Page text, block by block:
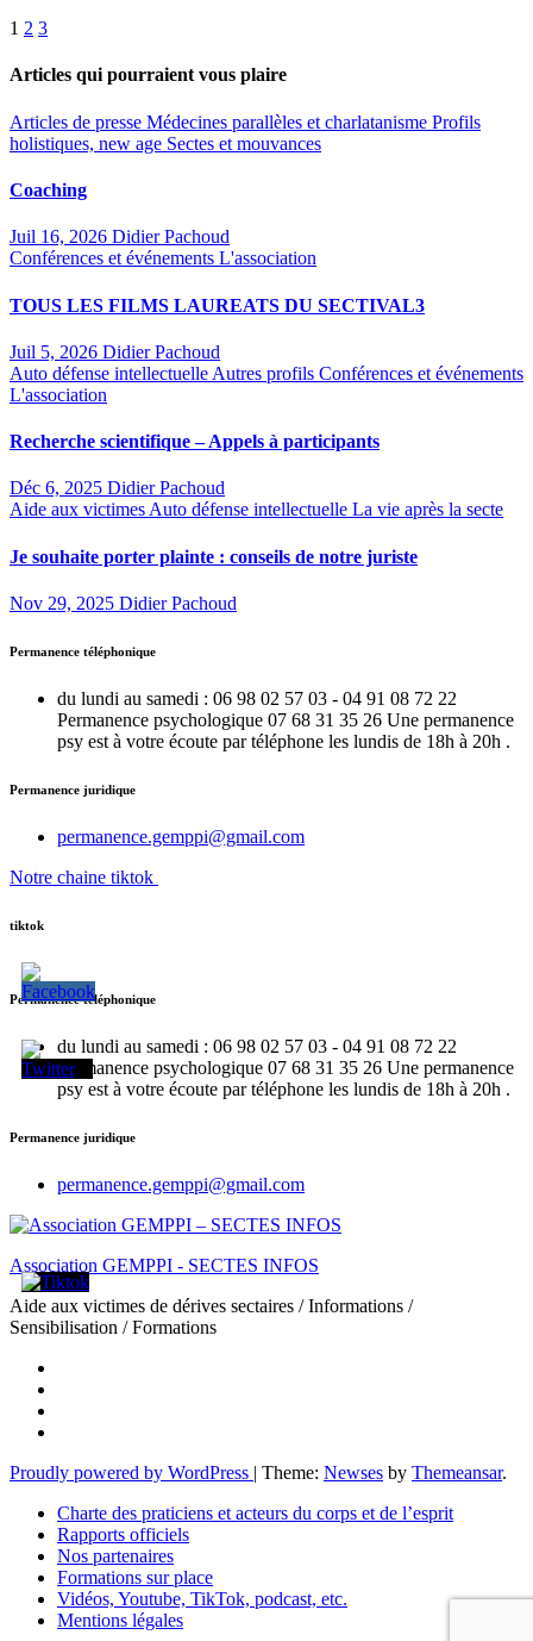
Pagination
des
1 2 3
Articles qui pourraient vous plaire
Articles de presse Médecines parallèles et charlatanisme Profils
holistiques, new age Sectes et mouvances
Coaching
Juil 16, 2026 Didier Pachoud
Conférences et événements L'association
TOUS LES FILMS LAUREATS DU SECTIVAL3
Juil 5, 2026 Didier Pachoud
Auto défense intellectuelle Autres profils Conférences et événements
L'association
Recherche scientifique – Appels à participants
Déc 6, 2025 Didier Pachoud
Aide aux victimes Auto défense intellectuelle La vie après la secte
Je souhaite porter plainte : conseils de notre juriste
Nov 29, 2025 Didier Pachoud
Permanence téléphonique
du lundi au samedi : 06 98 02 57 03 - 04 91 08 72 22
Permanence psychologique 07 68 31 35 26 Une permanence
psy est à votre écoute par téléphone les lundis de 18h à 20h .
Permanence juridique
permanence.gemppi@gmail.com
Notre chaine tiktok
tiktok
Permanence téléphonique
du lundi au samedi : 06 98 02 57 03 - 04 91 08 72 22
Permanence psychologique 07 68 31 35 26 Une permanence
psy est à votre écoute par téléphone les lundis de 18h à 20h .
Permanence juridique
permanence.gemppi@gmail.com
Association GEMPPI - SECTES INFOS
Aide aux victimes de dérives sectaires / Informations /
Sensibilisation / Formations
Proudly powered by WordPress | Theme: Newses by Themeansar.
Charte des praticiens et acteurs du corps et de l’esprit
Rapports officiels
Nos partenaires
Formations sur place
Vidéos, Youtube, TikTok, podcast, etc.
Mentions légales